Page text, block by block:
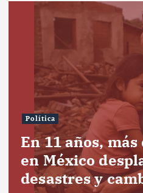
Política
En 11 años,
en México
desastres y